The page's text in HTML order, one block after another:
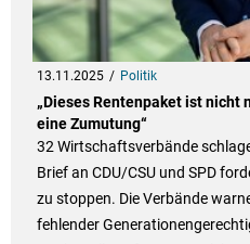
13.11.2025 Politik
„Dieses Rentenpaket ist nicht
eine Zumutung“
32 Wirtschaftsverbände
Brief an CDU/CSU und SPD
zu stoppen. Die Verbände
fehlender